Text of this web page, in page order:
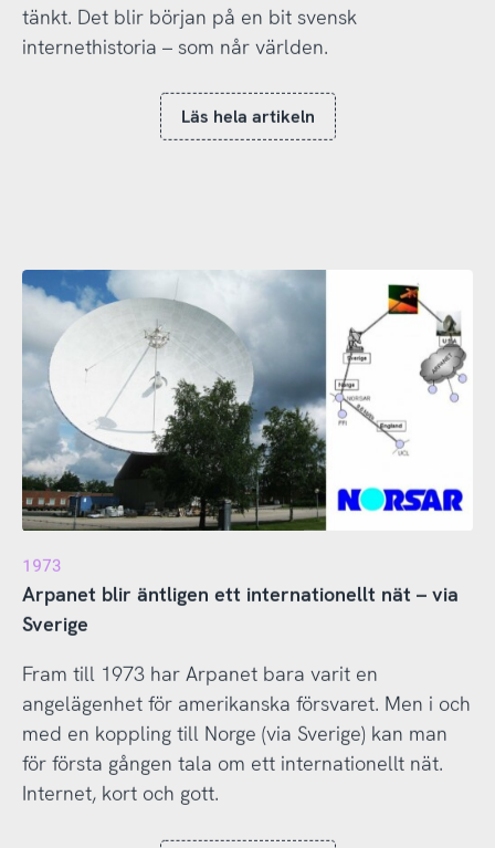
tänkt. Det blir början på en bit svensk
internethistoria – som når världen.
Läs hela artikeln
1973
Arpanet blir äntligen ett internationellt nät – via
Sverige
Fram till 1973 har Arpanet bara varit en
angelägenhet för amerikanska försvaret. Men i och
med en koppling till Norge (via Sverige) kan man
för första gången tala om ett internationellt nät.
Internet, kort och gott.